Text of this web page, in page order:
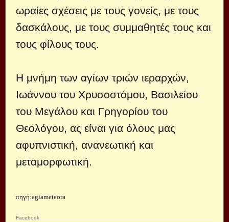
ωραίες σχέσεις με τους γονείς, με τους
δασκάλους, με τους συμμαθητές τους και
τους φίλους τους.
Η μνήμη των αγίων τριών ιεραρχών,
Ιωάννου του Χρυσοστόμου, Βασιλείου
του Μεγάλου και Γρηγορίου του
Θεολόγου, ας είναι για όλους μας
αφυπνιστική, ανανεωτική και
μεταμορφωτική.
πηγή:agiameteora
Facebook